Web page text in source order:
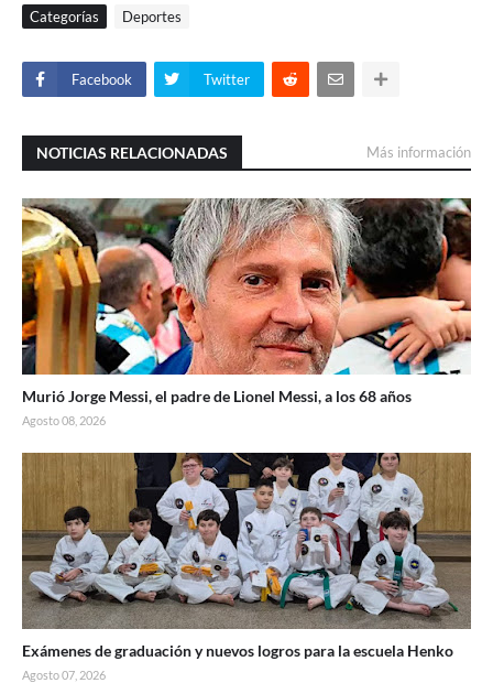
Categorías Deportes
Facebook Twitter
NOTICIAS RELACIONADAS Más información
Murió Jorge Messi, el padre de Lionel Messi, a los 68 años
Agosto 08, 2026
Exámenes de graduación y nuevos logros para la escuela Henko
Agosto 07, 2026